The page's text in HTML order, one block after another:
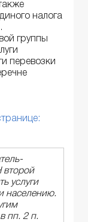
налога
группы
перевозки
второй
услуги
населению.
пп. 2 п.